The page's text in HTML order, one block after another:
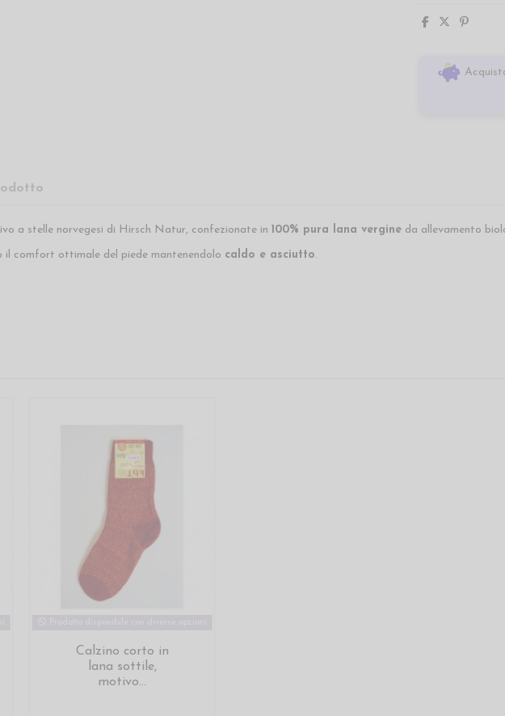
a stelle norvegesi di Hirsch Natur, confezionate in 100% pura lana vergineda allevamento
il comfort ottimale del piede mantenendolo caldo e asciutto.
Calzino corto in
lana sottile,
motivo...